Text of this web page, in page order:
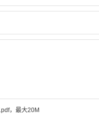
，最大20M